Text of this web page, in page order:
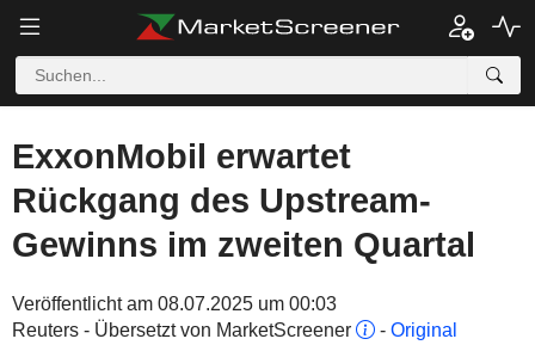
ExxonMobil erwartet
Rückgang des Upstream-
Gewinns im zweiten Quartal
Veröffentlicht am 08.07.2025 um 00:03
Reuters - Übersetzt von MarketScreener
- Original